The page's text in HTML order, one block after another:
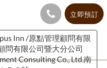
立即預訂
Inn /原點管理顧問有限
問有限公司暨大分公司
Consulting Co., Ltd.南